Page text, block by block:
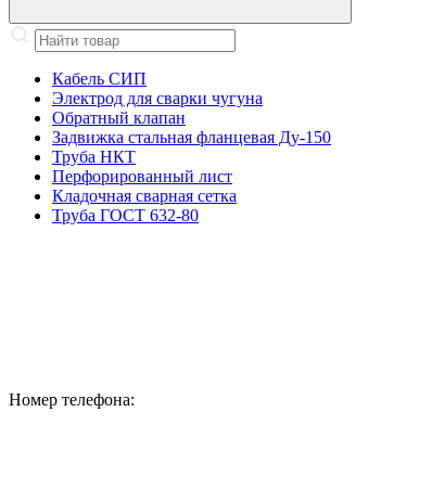
Кабель СИП
Электрод для сварки чугуна
Обратный клапан
Задвижка стальная фланцевая Ду-150
Труба НКТ
Перфорированный лист
Кладочная сварная сетка
Труба ГОСТ 632-80
Номер телефона: